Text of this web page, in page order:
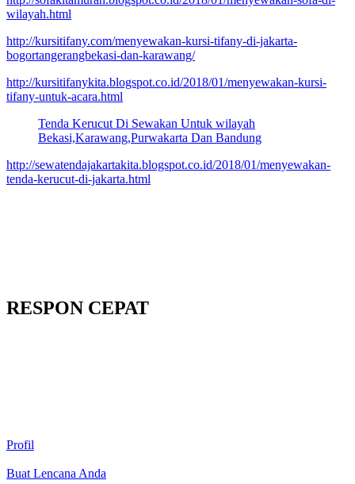
wilayah.html
http://kursitifany.com/menyewakan-kursi-tifany-di-jakarta-
bogortangerangbekasi-dan-karawang/
http://kursitifanykita.blogspot.co.id/2018/01/menyewakan-kursi-
tifany-untuk-acara.html
Tenda Kerucut Di Sewakan Untuk wilayah
Bekasi,Karawang,Purwakarta Dan Bandung
http://sewatendajakartakita.blogspot.co.id/2018/01/menyewakan-
tenda-kerucut-di-jakarta.html
RESPON CEPAT
Profil
Buat Lencana Anda